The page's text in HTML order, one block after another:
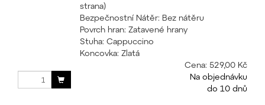
strana)
Bezpečnostní Nátěr: Bez nátěru
Povrch hran: Zatavené hrany
Stuha: Cappuccino
Koncovka: Zlatá
Cena: 529,00 Kč
Na objednávku
do 10 dnů